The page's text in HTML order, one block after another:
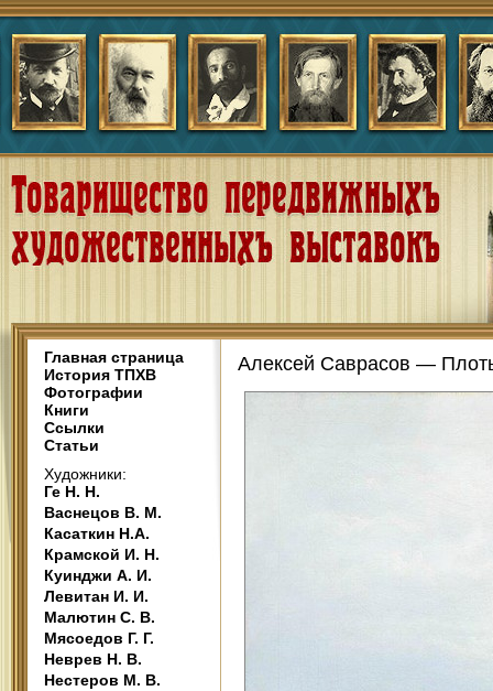
Главная страница
История ТПХВ
Фотографии
Книги
Ссылки
Статьи
Художники:
Ге Н. Н.
Васнецов В. М.
Касаткин Н.А.
Крамской И. Н.
Куинджи А. И.
Левитан И. И.
Малютин С. В.
Мясоедов Г. Г.
Неврев Н. В.
Нестеров М. В.
Алексей Саврасов —